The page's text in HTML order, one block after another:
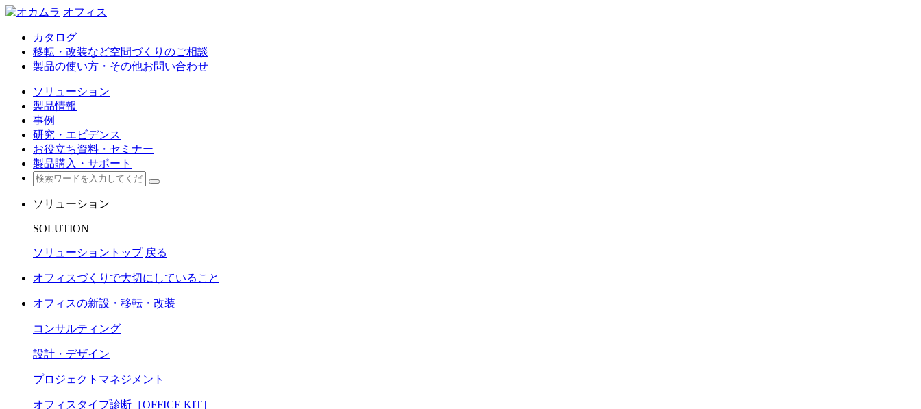
オフィス
カタログ
移転・改装など空間づくりのご相談
製品の使い方・その他お問い合わせ
ソリューション
製品情報
事例
研究・エビデンス
お役立ち資料・セミナー
製品購入・サポート
ソリューション
SOLUTION
ソリューショントップ 戻る
オフィスづくりで大切にしていること
オフィスの新設・移転・改装
コンサルティング
設計・デザイン
プロジェクトマネジメント
オフィスタイプ診断［OFFICE KIT］